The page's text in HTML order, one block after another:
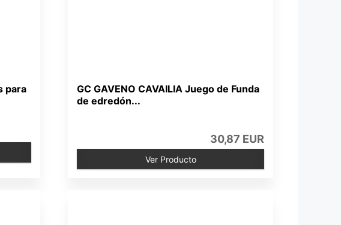
para
GC GAVENO CAVAILIA Juego de Funda
de edredón...
30,87 EUR
Ver Producto